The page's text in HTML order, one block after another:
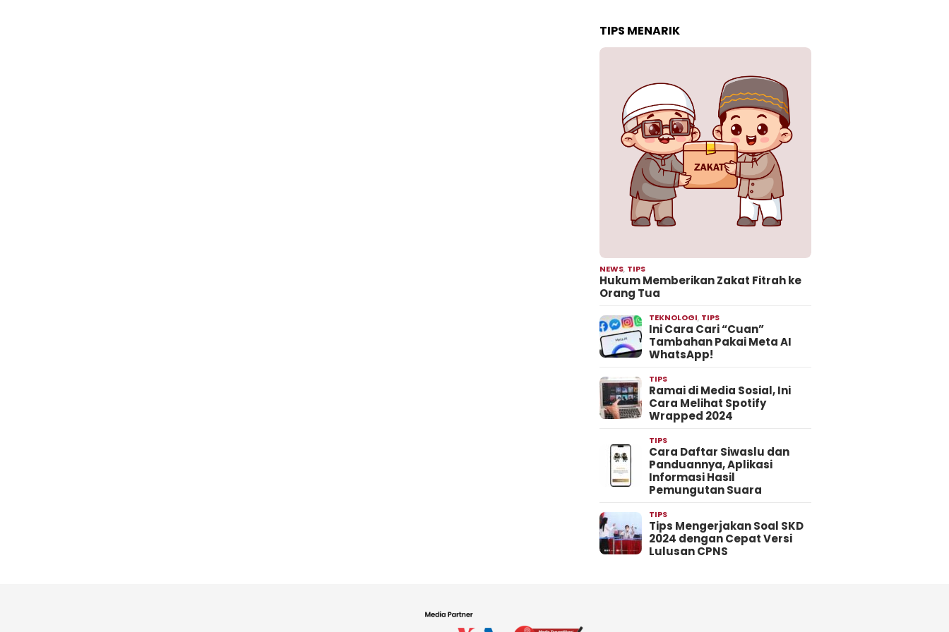
TIPS MENARIK
NEWS, TIPS
Hukum Memberikan Zakat Fitrah ke
Orang Tua
TEKNOLOGI, TIPS
Ini Cara Cari “Cuan”
Tambahan Pakai Meta AI
WhatsApp!
TIPS
Ramai di Media Sosial, Ini
Cara Melihat Spotify
Wrapped 2024
TIPS
Cara Daftar Siwaslu dan
Panduannya, Aplikasi
Informasi Hasil
Pemungutan Suara
TIPS
Tips Mengerjakan Soal SKD
2024 dengan Cepat Versi
Lulusan CPNS